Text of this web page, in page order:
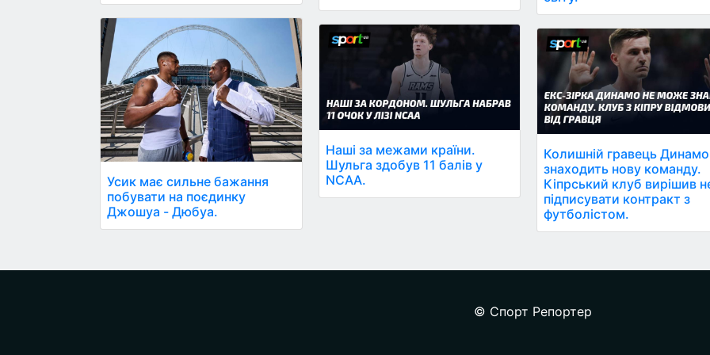
Усик має сильне бажання
побувати на поєдинку
Джошуа - Дюбуа.
Наші за межами країни.
Шульга здобув 11 балів у
NCAA.
Колишній гравець
знаходить нову команду.
Кіпрський клуб вирішив
підписувати контракт з
футболістом.
© Спорт Репортер